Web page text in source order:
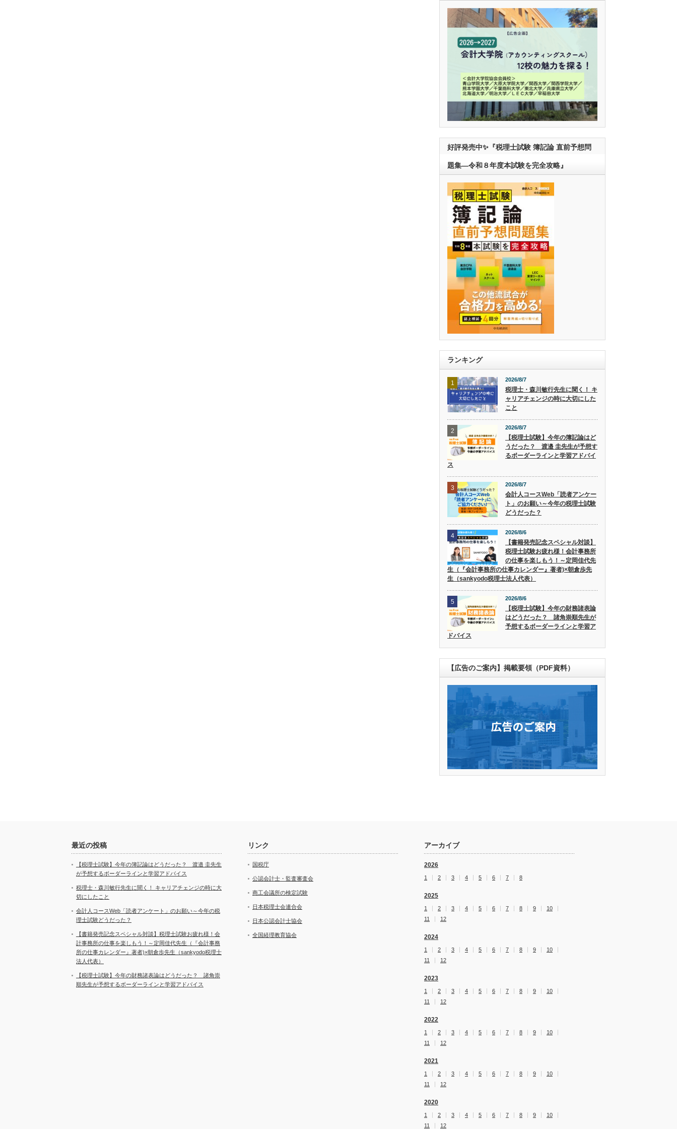
好評発売中✨『税理士試験 簿記論 直前予想問
題集―令和８年度本試験を完全攻略』
ランキング
1 2026/8/7
税理士・森川敏行先生に聞く！ キ
ャリアチェンジの時に大切にした
こと
2 2026/8/7
【税理士試験】今年の簿記論はど
うだった？ 渡邉 圭先生が予想す
るボーダーラインと学習アドバイ
ス
3 2026/8/7
会計人コースWeb「読者アンケー
ト」のお願い～今年の税理士試験
どうだった？
4 2026/8/6
【書籍発売記念スペシャル対談】
税理士試験お疲れ様！会計事務所
の仕事を楽しもう！～定岡佳代先
生（『会計事務所の仕事カレンダー』著者)×朝倉歩先
生（sankyodo税理士法人代表）
5 2026/8/6
【税理士試験】今年の財務諸表論
はどうだった？ 諸角崇順先生が
予想するボーダーラインと学習ア
ドバイス
【広告のご案内】掲載要領（PDF資料）
最近の投稿
【税理士試験】今年の簿記論はどうだった？ 渡邉 圭先生
が予想するボーダーラインと学習アドバイス
税理士・森川敏行先生に聞く！ キャリアチェンジの時に大
切にしたこと
会計人コースWeb「読者アンケート」のお願い～今年の税
理士試験どうだった？
【書籍発売記念スペシャル対談】税理士試験お疲れ様！会
計事務所の仕事を楽しもう！～定岡佳代先生（『会計事務
所の仕事カレンダー』著者)×朝倉歩先生（sankyodo税理士
法人代表）
【税理士試験】今年の財務諸表論はどうだった？ 諸角崇
順先生が予想するボーダーラインと学習アドバイス
リンク
国税庁
公認会計士・監査審査会
商工会議所の検定試験
日本税理士会連合会
日本公認会計士協会
全国経理教育協会
アーカイブ
2026
1 2 3 4 5 6 7 8
2025
1 2 3 4 5 6 7 8 9
10
11
12
2024
1 2 3 4 5 6 7 8 9
10
11
12
2023
1 2 3 4 5 6 7 8 9
10
11
12
2022
1 2 3 4 5 6 7 8 9
10
11
12
2021
1 2 3 4 5 6 7 8 9
10
11
12
2020
1 2 3 4 5 6 7 8 9
10
11
12